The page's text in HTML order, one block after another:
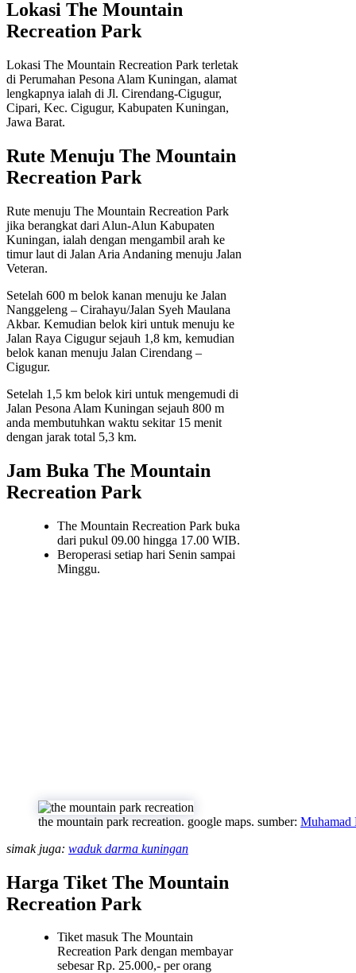
Lokasi The Mountain
Recreation Park
Lokasi The Mountain Recreation Park terletak
di Perumahan Pesona Alam Kuningan, alamat
lengkapnya ialah di Jl. Cirendang-Cigugur,
Cipari, Kec. Cigugur, Kabupaten Kuningan,
Jawa Barat.
Rute Menuju The Mountain
Recreation Park
Rute menuju The Mountain Recreation Park
jika berangkat dari Alun-Alun Kabupaten
Kuningan, ialah dengan mengambil arah ke
timur laut di Jalan Aria Andaning menuju Jalan
Veteran.
Setelah 600 m belok kanan menuju ke Jalan
Nanggeleng – Cirahayu/Jalan Syeh Maulana
Akbar. Kemudian belok kiri untuk menuju ke
Jalan Raya Cigugur sejauh 1,8 km, kemudian
belok kanan menuju Jalan Cirendang –
Cigugur.
Setelah 1,5 km belok kiri untuk mengemudi di
Jalan Pesona Alam Kuningan sejauh 800 m
anda membutuhkan waktu sekitar 15 menit
dengan jarak total 5,3 km.
Jam Buka The Mountain
Recreation Park
The Mountain Recreation Park buka
dari pukul 09.00 hingga 17.00 WIB.
Beroperasi setiap hari Senin sampai
Minggu.
the mountain park recreation. google maps. sumber: Muhamad
simak juga: waduk darma kuningan
Harga Tiket The Mountain
Recreation Park
Tiket masuk The Mountain
Recreation Park dengan membayar
sebesar Rp. 25.000,- per orang